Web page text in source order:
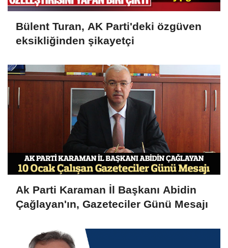
Bülent Turan, AK Parti'deki özgüven
eksikliğinden şikayetçi
Ak Parti Karaman İl Başkanı Abidin
Çağlayan'ın, Gazeteciler Günü Mesajı